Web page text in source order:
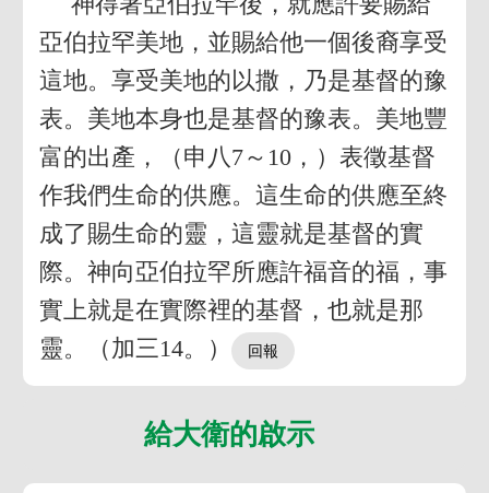
亞伯拉罕美地，並賜給他一個後裔享受
這地。享受美地的以撒，乃是基督的豫
表。美地本身也是基督的豫表。美地豐
富的出產，（申八7～10，）表徵基督
作我們生命的供應。這生命的供應至終
成了賜生命的靈，這靈就是基督的實
際。神向亞伯拉罕所應許福音的福，事
實上就是在實際裡的基督，也就是那
靈。（加三14。）
給大衛的啟示